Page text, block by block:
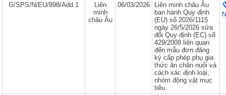
G/SPS/N/EU/898/Add.1
Liên
minh
châu Âu
06/03/2026
Liên minh châu Âu
ban hành Quy định
(EU) số 2026/1115
ngày 26/5/2026 sửa
đổi Quy định (EC) số
429/2008 liên quan
đến mẫu đơn đăng
ký cấp phép phụ gia
thức ăn chăn nuôi và
cách xác định loài,
nhóm động vật mục
tiêu.